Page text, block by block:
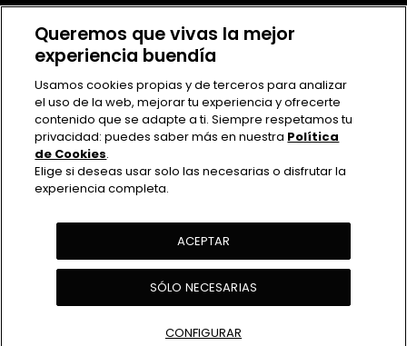
Ver Actividades
Contacto
Queremos que vivas la mejor
experiencia buendía
Usamos cookies propias y de terceros para analizar
el uso de la web, mejorar tu experiencia y ofrecerte
contenido que se adapte a ti. Siempre respetamos tu
privacidad: puedes saber más en nuestra Política
de Cookies.
Elige si deseas usar solo las necesarias o disfrutar la
experiencia completa.
ACEPTAR
SÓLO NECESARIAS
CONFIGURAR